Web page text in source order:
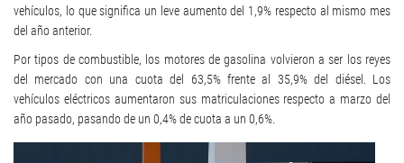
vehículos, lo que significa un leve aumento del 1,9% respecto al mismo mes
del año anterior.
Por tipos de combustible, los motores de gasolina volvieron a ser los reyes
del mercado con una cuota del 63,5% frente al 35,9% del diésel. Los
vehículos eléctricos aumentaron sus matriculaciones respecto a marzo del
año pasado, pasando de un 0,4% de cuota a un 0,6%.